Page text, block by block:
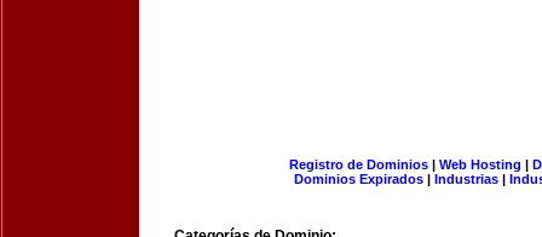
Registro de Dominios| Web Hosting |
Dominios Expirados | Industrias |